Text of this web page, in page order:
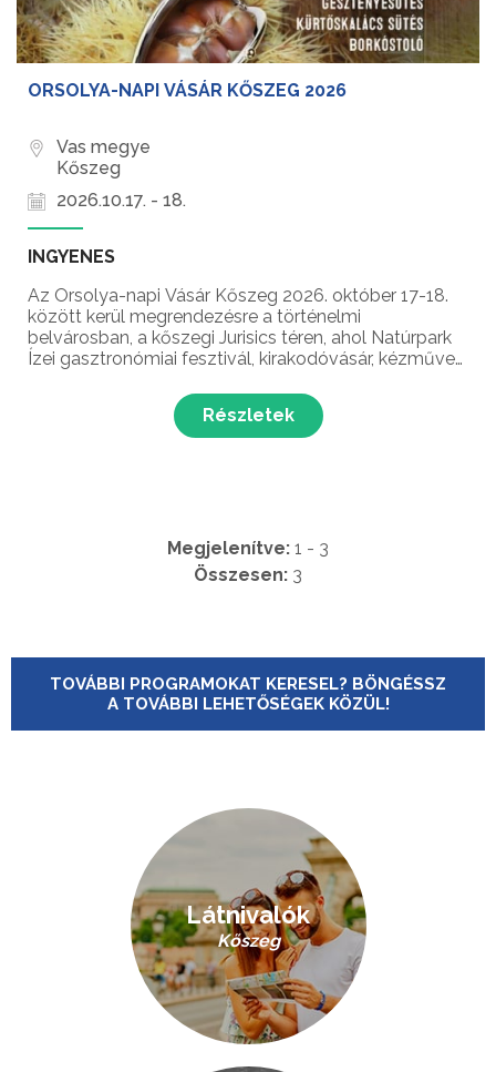
ORSOLYA-NAPI VÁSÁR KŐSZEG 2026
Vas megye
Kőszeg
2026.10.17. - 18.
INGYENES
Az Orsolya-napi Vásár Kőszeg 2026. október 17-18.
között kerül megrendezésre a történelmi
belvárosban, a kőszegi Jurisics téren, ahol Natúrpark
Ízei gasztronómiai fesztivál, kirakodóvásár, kézműves
még sok meglepetés várja a látogatókat Kőszeg n...
Részletek
Megjelenítve: 1 - 3
Összesen: 3
TOVÁBBI PROGRAMOKAT KERESEL? BÖNGÉSSZ
A TOVÁBBI LEHETŐSÉGEK KÖZÜL!
Látnivalók
Kőszeg